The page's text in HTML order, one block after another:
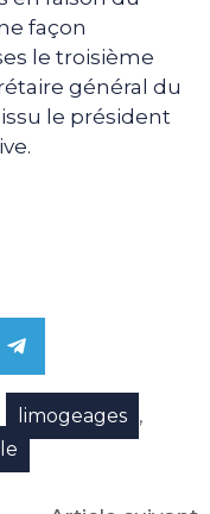
façon
le troisième
général du
le président
Share
on
Telegram
limogeages ,